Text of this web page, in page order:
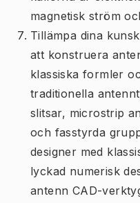
magnetisk ström
Tillämpa dina
att konstruera
klassiska formler
traditionella
slitsar, microstrip
och fasstyrda
designer med
lyckad numerisk
antenn CAD-